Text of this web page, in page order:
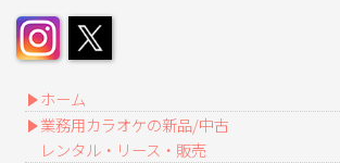
ホーム
業務用カラオケの新品/中古
レンタル・リース・販売